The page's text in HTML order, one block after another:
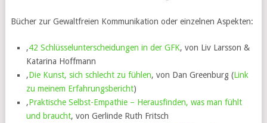
Bücher zur Gewaltfreien Kommunikation oder einzelnen Aspekten:
‚42 Schlüsselunterscheidungen in der GFK‚ von Liv Larsson &
Katarina Hoffmann
‚Die Kunst, sich schlecht zu fühlen‚ von Dan Greenburg (Link
zu meinem Erfahrungsbericht)
‚Praktische Selbst-Empathie – Herausfinden, was man fühlt
und braucht‚ von Gerlinde Ruth Fritsch